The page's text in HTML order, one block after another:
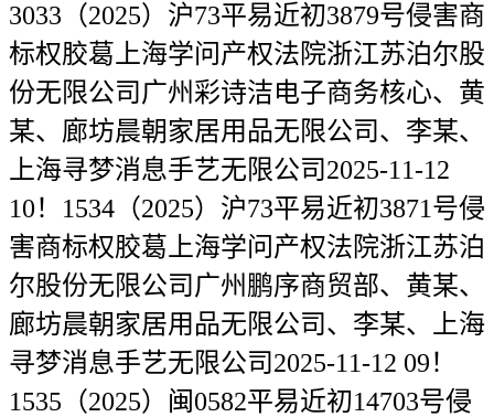
3033（2025）沪73平易近初3879号侵害商
标权胶葛上海学问产权法院浙江苏泊尔股
份无限公司广州彩诗洁电子商务核心、黄
某、廊坊晨朝家居用品无限公司、李某、
上海寻梦消息手艺无限公司2025-11-12
10！1534（2025）沪73平易近初3871号侵
害商标权胶葛上海学问产权法院浙江苏泊
尔股份无限公司广州鹏序商贸部、黄某、
廊坊晨朝家居用品无限公司、李某、上海
寻梦消息手艺无限公司2025-11-12 09！
1535（2025）闽0582平易近初14703号侵